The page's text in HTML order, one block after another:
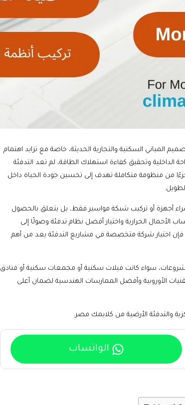
المباني السكنية والتجارية الحديثة، خاصة مع تزايد اهتمام
الداخلية وتحقيق كفاءة استهلاك الطاقة، لم تعد التدفئة
من منظومة متكاملة تهدف إلى تحسين جودة الحياة داخل
أجهزة أو تركيب شبكة مواسير فقط، بل يتعلق بالحصول
الأحمال الحرارية واختيار أفضل نظام تدفئة وصولًا إلى
فإن اختيار شركة متخصصة في مشاريع التدفئة يعد من أهم
سواء كانت فيلات سكنية أو مجمعات سكنية أو فنادق
الأوروبية وأفضل الممارسات الهندسية لضمان أعلى
والتدفئة الأرضية من كلايمك مصر.
الواتساب